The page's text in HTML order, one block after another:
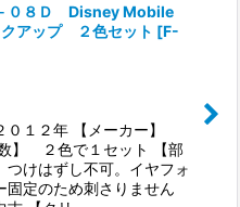
む
０８Ｄ Disney Mobile
アップ ２色セット [F-
１２年 【メーカー】
】 ２色で１セット 【部
けはずし不可。イヤフォ
固定のため刺さりません